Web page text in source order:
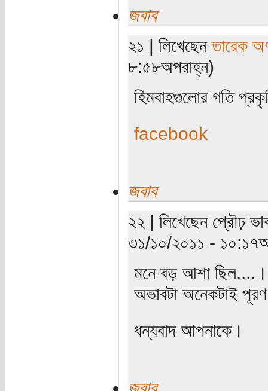
জবাব
২১ | লিখেছেনতারেক
৮:৫৮অপরাহ্ন)
হিমবাহগুলোর গতি
facebook
জবাব
২২ | লিখেছেন প্রৌঢ়
৩১/১০/২০১১ -
মনে বড় আশা ছিল....।
অভাবটা অনেকটাই
ধন্যবাদ আপনাকে।